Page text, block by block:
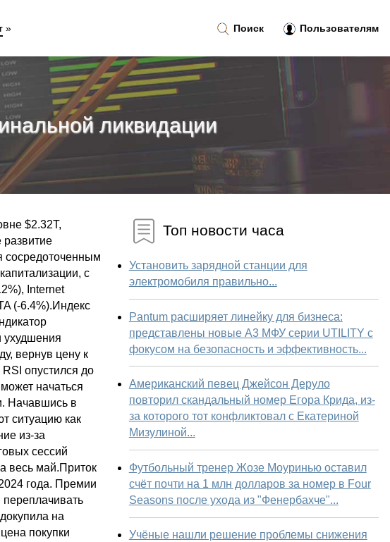
ликвидации
$2.32T,
развитие
сосредоточенным
с
Internet
(-6.4%).Индекс
ухудшения
вернув цену к
опустился до
начаться
Начавшись в
ситуацию как
из-за
сессий
весь май.Приток
года. Премии
переплачивать
на
покупки
Топ новости часа
Установить зарядной станции для
электромобиля правильно...
Pantum расширяет линейку для бизнеса:
представлены новые А3 МФУ серии UTILITY с
фокусом на безопасность и эффективность...
Американский певец Джейсон Деруло
повторил скандальный номер Егора Крида, из-
за которого тот конфликтовал с Екатериной
Мизулиной...
Футбольный тренер Жозе Моуринью оставил
счёт почти на 1 млн долларов за номер в Four
Seasons после ухода из "Фенербахче"...
Учёные нашли решение проблемы снижения
Поиск Пользователям
»